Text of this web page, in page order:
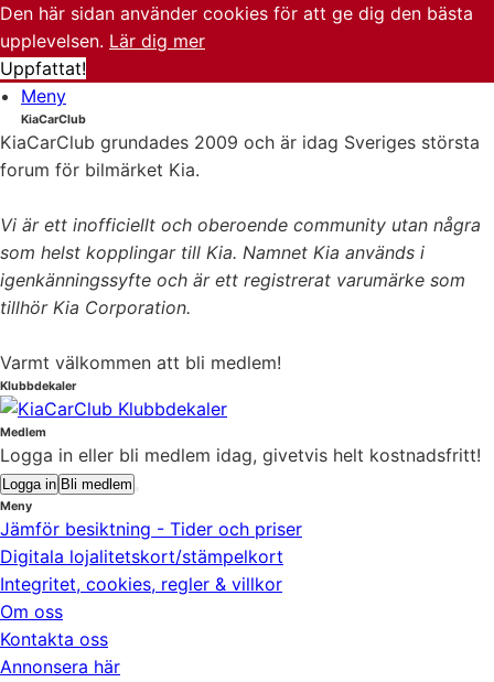
Den här sidan använder cookies för att ge dig den bästa
upplevelsen. Lär dig mer
Uppfattat!
Meny
KiaCarClub
KiaCarClub grundades 2009 och är idag Sveriges största
forum för bilmärket Kia.
Vi är ett inofficiellt och oberoende community utan några
som helst kopplingar till Kia. Namnet Kia används i
igenkänningssyfte och är ett registrerat varumärke som
tillhör Kia Corporation.
Varmt välkommen att bli medlem!
Klubbdekaler
Medlem
Logga in eller bli medlem idag, givetvis helt kostnadsfritt!
Logga in Bli medlem
Meny
Jämför besiktning - Tider och priser
Digitala lojalitetskort/stämpelkort
Integritet, cookies, regler & villkor
Om oss
Kontakta oss
Annonsera här